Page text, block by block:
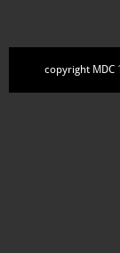
copyright MDC